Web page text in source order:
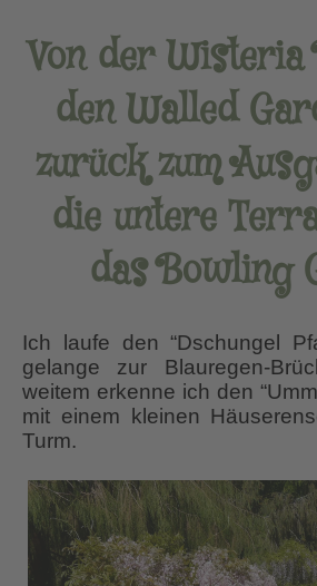
Von der
den Walled
zurück zum
die untere
das Bowling
Ich laufe den “Dschungel
gelange zur Blauregen-
weitem erkenne ich den
mit einem kleinen
Turm.